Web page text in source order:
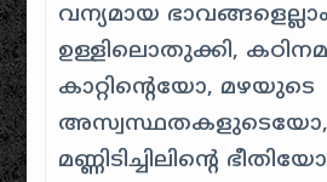
വന്യമായ ഭാവങ്ങളെല്ലാം
ഉള്ളിലൊതുക്കി,
കാറ്റിന്റെയോ, മഴയുടെ
അസ്വസ്ഥതകളുടെയോ,
മണ്ണിടിച്ചിലിന്റെ